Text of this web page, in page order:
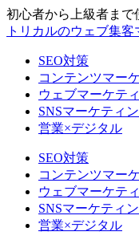
初心者から上級者まで
トリカルのウェブ集
SEO対策
コンテンツマーケ
ウェブマーケテ
SNSマーケティ
営業×デジタル
SEO対策
コンテンツマーケ
ウェブマーケテ
SNSマーケティ
営業×デジタル